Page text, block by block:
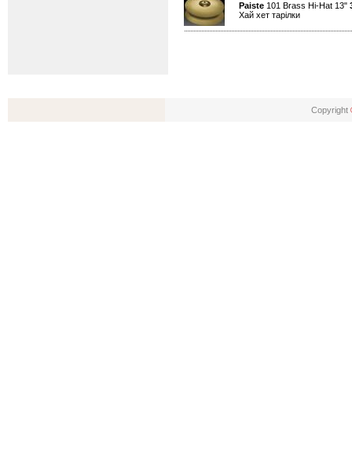
Paiste 101 Brass Hi-Hat 13"
Хай хет тарілки
Copyright